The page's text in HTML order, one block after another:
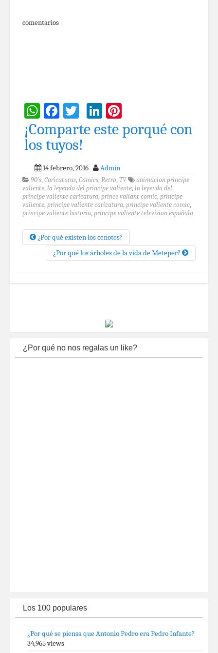
comentarios
WhatsApp
Facebook
TwitterLinkedIn
¡Comparte este porqué con
los tuyos!
14 febrero, 2016 Admin
90's, Caricaturas, Comics, Retro, TV
animacion principe
valiente, la leyenda del principe valiente, la leyenda del
principe valiente caricatura, prince valiant comic, principe
valiente, principe valiente caricatura, principe valiente comic,
principe valiente historia, principe valiente television española
¿Por qué existen los cenotes?
¿Por qué los árboles de la vida de Metepec?
¿Por qué no nos regalas un like?
Los 100 populares
¿Por qué se piensa que Antonio Pedro era Pedro Infante?
34,965 views